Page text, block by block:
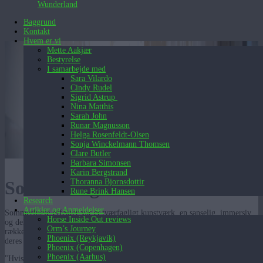
Wunderland
Baggrund
Kontakt
Hvem er vi
Mette Aakjær
Bestyrelse
I samarbejde med
Sara Vilardo
Cindy Rudel
Sigrid Astrup
Nina Matthis
Sarah John
Runar Magnusson
Helga Rosenfeldt-Olsen
Sonja Winckelmann Thomsen
Clare Butler
Barbara Simonsen
Karin Bergstrand
Thoranna Bjornsdottir
Rune Brink Hansen
Research
Artikler og Anmeldelser
Horse Inside Out reviews
Orm’s Journey
Phoenix (Reykjavík)
Phoenix (Copenhagen)
Phoenix (Aarhus)
Sommerfugle-effekter
Sommerfugle-effekter var et tværfagligt kunstværk, en sanselig, immersiv
og deltagerbaseret rejse. Publikum var opdagere i en lejlighed, en lang
række af rum med et drømmelignende twist: Her blev de inviteret til at lade
deres opfattelse af virkeligheden antage nye former...
"Hvis man nogensinde har haft lyst til at gå en tur i Inger Christensens